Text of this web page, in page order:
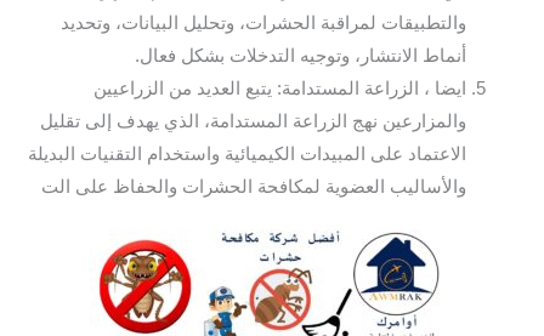
والتطبيقات لمراقبة الحشرات، وتحليل البيانات، وتحديد
أنماط الانتشار، وتوجيه التدخلات بشكل فعال.
ايضا ، الزراعة المستدامة: يتبع العديد من الزراعيين
والمزارعين نهج الزراعة المستدامة، الذي يهدف إلى تقليل
الاعتماد على المبيدات الكيميائية واستخدام التقنيات البديلة
والأساليب العضوية لمكافحة الحشرات والحفاظ على الت